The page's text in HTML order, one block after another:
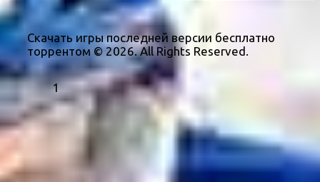
Скачать игры последней версии бесплатно
торрентом © 2026. All Rights Reserved.
1